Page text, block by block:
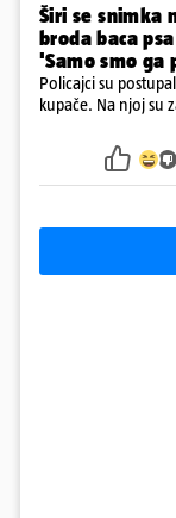
Širi se snimka
broda baca
'Samo smo ga
Policajci su
kupače. Na njoj su
ga uhitili, a psa je